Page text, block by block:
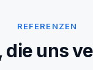
REFERENZEN
die uns